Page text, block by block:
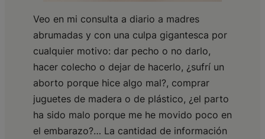
Veo en mi consulta a diario a madres
abrumadas y con una culpa gigantesca por
cualquier motivo: dar pecho o no darlo,
hacer colecho o dejar de hacerlo, ¿sufrí un
aborto porque hice algo mal?, comprar
juguetes de madera o de plástico, ¿el parto
ha sido malo porque me he movido poco en
el embarazo?… La cantidad de información